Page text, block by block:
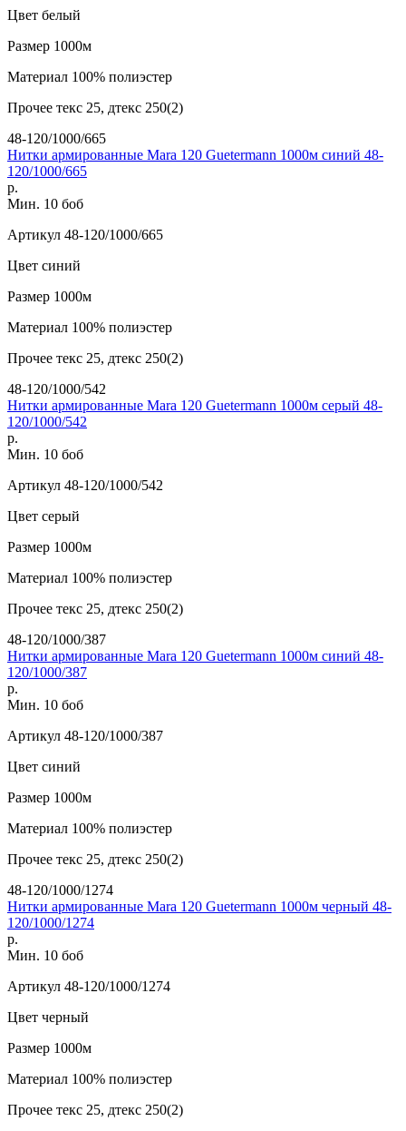
Цвет белый
Размер 1000м
Материал 100% полиэстер
Прочее текс 25, дтекс 250(2)
48-120/1000/665
Нитки армированные Mara 120 Guetermann 1000м синий 48-
120/1000/665
р.
Мин. 10 боб
Артикул 48-120/1000/665
Цвет синий
Размер 1000м
Материал 100% полиэстер
Прочее текс 25, дтекс 250(2)
48-120/1000/542
Нитки армированные Mara 120 Guetermann 1000м серый 48-
120/1000/542
р.
Мин. 10 боб
Артикул 48-120/1000/542
Цвет серый
Размер 1000м
Материал 100% полиэстер
Прочее текс 25, дтекс 250(2)
48-120/1000/387
Нитки армированные Mara 120 Guetermann 1000м синий 48-
120/1000/387
р.
Мин. 10 боб
Артикул 48-120/1000/387
Цвет синий
Размер 1000м
Материал 100% полиэстер
Прочее текс 25, дтекс 250(2)
48-120/1000/1274
Нитки армированные Mara 120 Guetermann 1000м черный 48-
120/1000/1274
р.
Мин. 10 боб
Артикул 48-120/1000/1274
Цвет черный
Размер 1000м
Материал 100% полиэстер
Прочее текс 25, дтекс 250(2)